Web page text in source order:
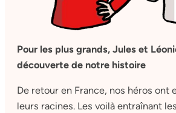
Pour les plus grands, Jules et
découverte de notre histoire
De retour en France, nos héros ont
leurs racines. Les voilà entraînant